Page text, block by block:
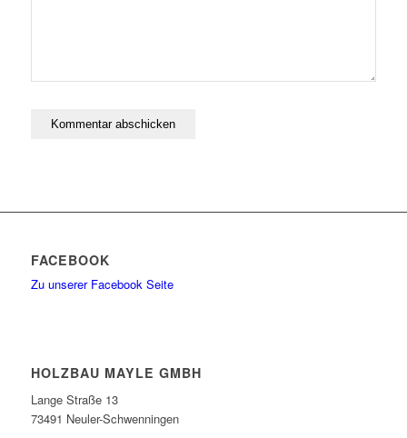
FACEBOOK
Zu unserer Facebook Seite
HOLZBAU MAYLE GMBH
Lange Straße 13
73491 Neuler-Schwenningen